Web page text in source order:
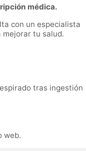
médica.
con un especialista
tu salud.
tras ingestión
web.